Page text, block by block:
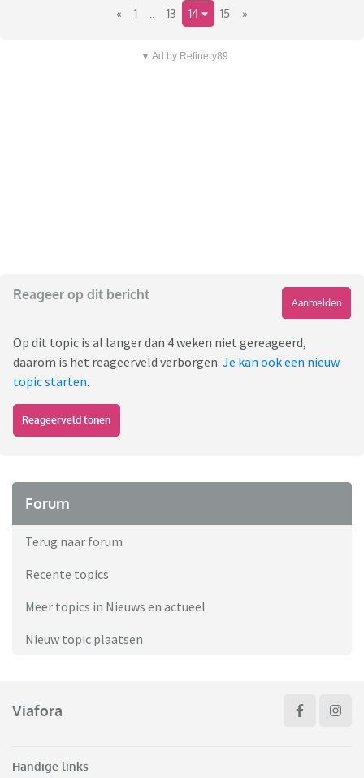
« 1 13 14 15 »
▼ Ad by Refinery89
Reageer op dit bericht
Aanmelden
Op dit topic is al langer dan 4 weken niet gereageerd,
daarom is het reageerveld verborgen. Je kan ook een nieuw
topic starten.
Reageerveld tonen
Forum
Terug naar forum
Recente topics
Meer topics in Nieuws en actueel
Nieuw topic plaatsen
Viafora
Handige links